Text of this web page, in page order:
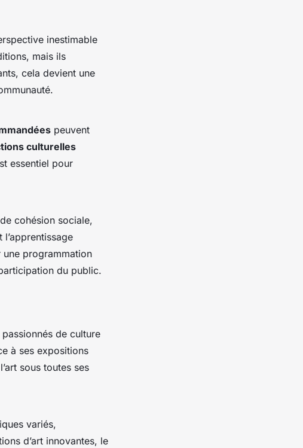
inestimable
mais ils
cela devient une
peuvent
culturelles
essentiel pour
cohésion sociale,
une programmation
du public.
de culture
à ses expositions
sous toutes ses
variés,
d’art innovantes, le